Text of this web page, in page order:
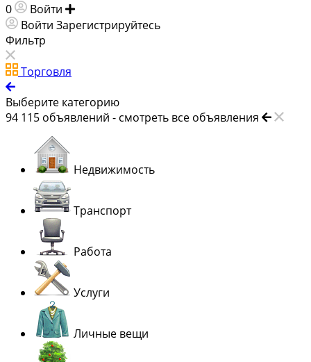
0 Войти
Войти Зарегистрируйтесь
Фильтр
Торговля
Выберите категорию
94 115 объявлений - смотреть все объявления
Недвижимость
Транспорт
Работа
Услуги
Личные вещи